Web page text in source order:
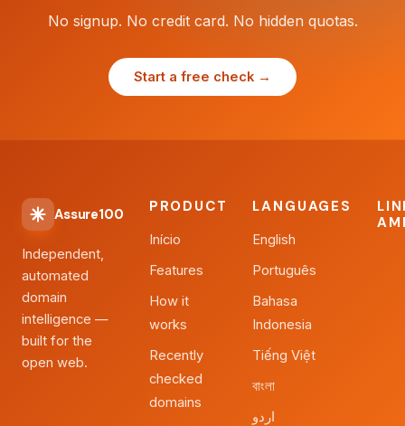
No signup. No credit card. No hidden quotas.
Start a free check →
Assure100
Independent,
automated
domain
intelligence —
built for the
open web.
PRODUCT
Início
Features
How it
works
Recently
checked
domains
LANGUAGES
English
Português
Bahasa
Indonesia
Tiếng Việt
বাংলা
اردو